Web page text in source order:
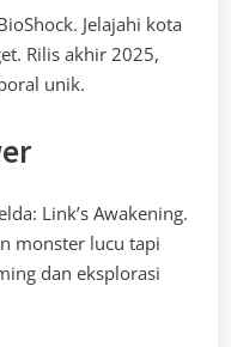
Jelajahi kota
Rilis akhir 2025,
unik.
Link’s Awakening.
monster lucu tapi
dan eksplorasi